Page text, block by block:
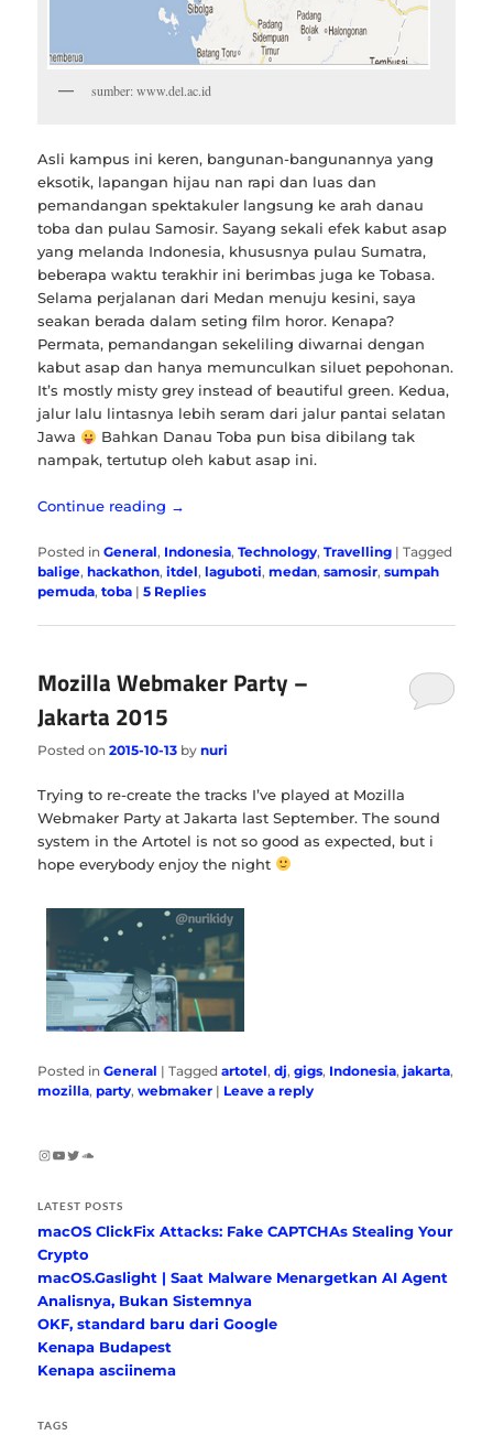
sumber: www.del.ac.id
Asli kampus ini keren, bangunan-bangunannya yang
eksotik, lapangan hijau nan rapi dan luas dan
pemandangan spektakuler langsung ke arah danau
toba dan pulau Samosir. Sayang sekali efek kabut asap
yang melanda Indonesia, khususnya pulau Sumatra,
beberapa waktu terakhir ini berimbas juga ke Tobasa.
Selama perjalanan dari Medan menuju kesini, saya
seakan berada dalam seting film horor. Kenapa?
Permata, pemandangan sekeliling diwarnai dengan
kabut asap dan hanya memunculkan siluet pepohonan.
It’s mostly misty grey instead of beautiful green. Kedua,
jalur lalu lintasnya lebih seram dari jalur pantai selatan
Jawa
Bahkan Danau Toba pun bisa dibilang tak
nampak, tertutup oleh kabut asap ini.
Continue reading →
Posted in General, Indonesia,Technology,Travelling |Tagged
balige,hackathon,itdel,laguboti,medan,samosir,sumpah
pemuda,toba |5 Replies
Mozilla Webmaker Party –
Jakarta 2015
Posted on2015-10-13 bynuri
Trying to re-create the tracks I’ve played at Mozilla
Webmaker Party at Jakarta last September. The sound
system in the Artotel is not so good as expected, but i
hope everybody enjoy the night
Posted in General |Tagged artotel,dj,gigs, Indonesia,jakarta,
mozilla,party,webmaker | Leave a reply
Instagram
YouTube
Twitter
SoundCloud
LATEST POSTS
macOS ClickFix Attacks: Fake CAPTCHAs Stealing Your
Crypto
macOS.Gaslight | Saat Malware Menargetkan AI Agent
Analisnya, Bukan Sistemnya
OKF, standard baru dari Google
Kenapa Budapest
Kenapa asciinema
TAGS